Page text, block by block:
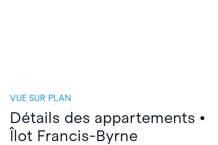
VUE SUR PLAN
Détails des appartements •
Îlot Francis-Byrne